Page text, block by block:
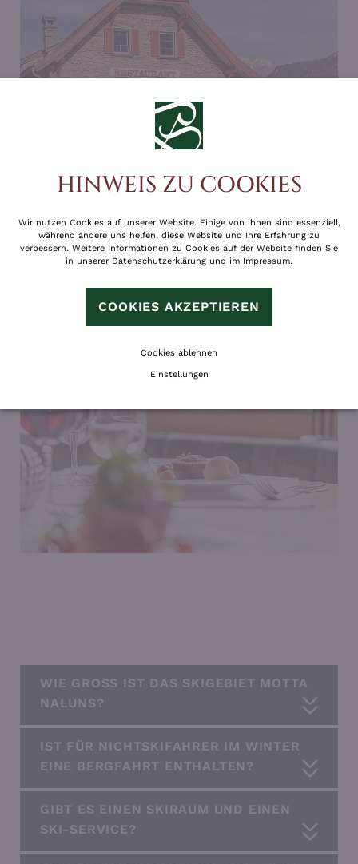
ZIMMERÜBERSICHT
WIE GROSS IST DAS SKIGEBIET MOTTA
NALUNS?
IST FÜR NICHTSKIFAHRER IM WINTER
EINE BERGFAHRT ENTHALTEN?
GIBT ES EINEN SKIRAUM UND EINEN
SKI-SERVICE?
HINWEIS ZU COOKIES
Wir nutzen Cookies auf unserer Website. Einige von ihnen sind essenziell,
während andere uns helfen, diese Website und Ihre Erfahrung zu
verbessern. Weitere Informationen zu Cookies auf der Website finden Sie
in unserer Datenschutzerklärung und im Impressum.
COOKIES AKZEPTIEREN
Cookies ablehnen
Einstellungen